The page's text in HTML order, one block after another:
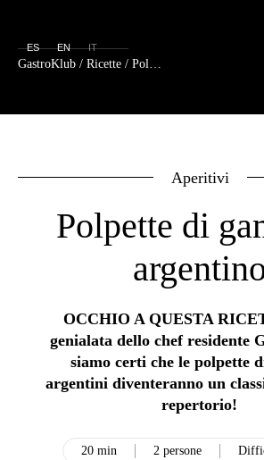
GastroKlub / Ricette / Polpette di gambero argentino
ES EN IT
Aperitivi
Polpette di
OCCHIO A QUESTA
genialata dello chef residente
siamo certi che le polpette
argentini diventeranno un
repertorio!
20 min 2 persone